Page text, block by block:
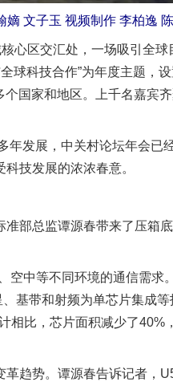
嫡 文子玉 视频制作 李柏逸
区交汇处，一场吸引全球
球科技合作”为年度主题，
国家和地区。上千名嘉宾
发展，中关村论坛年会已
技发展的浓浓春意。
部总监谭源春带来了压箱
中等不同环境的通信需求
基带和射频为单芯片集成
相比，芯片面积减少了40%
势。谭源春告诉记者，